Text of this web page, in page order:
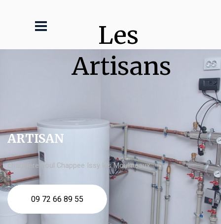
Les
Artisans
ARTISAN
chaudière fioul Chappee Issy les Moulineaux
09 72 66 89 55